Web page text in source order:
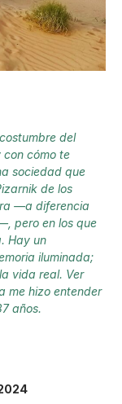
del
con cómo te
sociedad que
de los
—a diferencia
pero en los que
Hay un
iluminada;
vida real. Ver
me hizo entender
años.